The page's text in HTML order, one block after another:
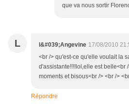
que va nous sortir
L l&#039;Angevine 17/08/2010
<br /> qu'est-ce qu'elle voulait la
d'assistante!!!!lol,elle est belle<br
moments et bisous<br /> <br />
Répondre